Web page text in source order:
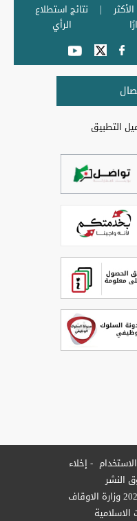
نتائج استطلاع
الرأي
التطبيق
إخلاء
النشر
جميع الحقوق محفوظة © 2026 وزارة الاوقاف